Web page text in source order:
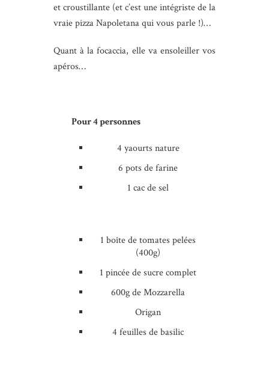
et croustillante (et c’est une intégriste de la
vraie pizza Napoletana qui vous parle !)…
Quant à la focaccia, elle va ensoleiller vos
apéros…
Pour 4 personnes
4 yaourts nature
6 pots de farine
1 cac de sel
1 boîte de tomates pelées
(400g)
1 pincée de sucre complet
600g de Mozzarella
Origan
4 feuilles de basilic